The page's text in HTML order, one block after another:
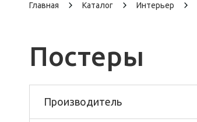
Главная Каталог Интерьер
Постеры
Производитель